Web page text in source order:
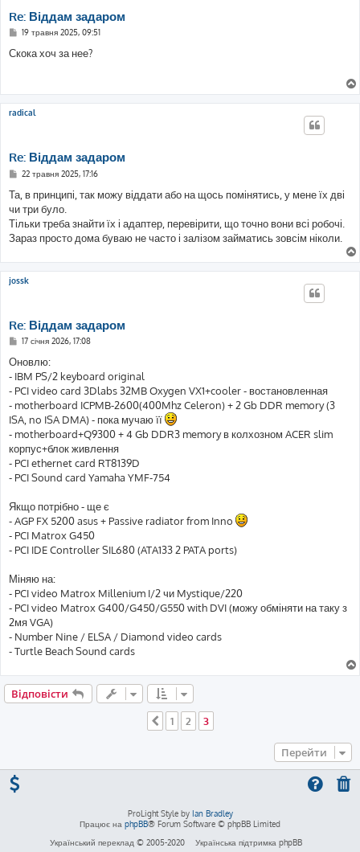
Re: Віддам задаром
П
в
е
н
19 травня 2025, 09:51
Скока хоч за нее?
radical
Re: Віддам задаром
П
в
і
д
о
м
л
я
22 травня 2025, 17:16
Та, в принципі, так можу віддати або на щось помінятись, у мене їх дві
чи три було.
Тільки треба знайти їх і адаптер, перевірити, що точно вони всі робочі.
Зараз просто дома буваю не часто і залізом займатись зовсім ніколи.
jossk
Re: Віддам задаром
П
в
д
о
л
е
н
я
17 січня 2026, 17:08
Оновлю:
- IBM PS/2 keyboard original
- PCI video card 3Dlabs 32MB Oxygen VX1+cooler - востановленная
- motherboard ICPMB-2600(400Mhz Celeron) + 2 Gb DDR memory (3
ISA, no ISA DMA) - пока мучаю її
- motherboard+Q9300 + 4 Gb DDR3 memory в колхозном ACER slim
корпус+блок живлення
- PCI ethernet card RT8139D
- PCI Sound card Yamaha YMF-754
Якщо потрібно - ще є
- AGP FX 5200 asus + Passive radiator from Inno
- PCI Matrox G450
- PCI IDE Controller SIL680 (ATA133 2 PATA ports)
Міняю на:
- PCI video Matrox Millenium I/2 чи Mystique/220
- PCI video Matrox G400/G450/G550 with DVI (можу обміняти на таку з
2мя VGA)
- Number Nine / ELSA / Diamond video cards
- Turtle Beach Sound cards
Відповісти
Поперед.
1 2 3
Перейти
ProLight Style by Ian Bradley
Працює на phpBB® Forum Software © phpBB Limited
Український переклад © 2005-2020
Українська підтримка phpBB